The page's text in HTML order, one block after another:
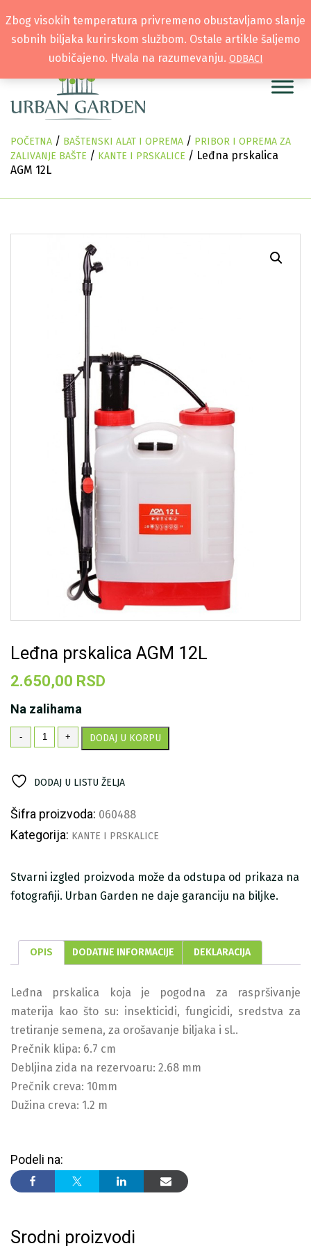
POČETNA / BAŠTENSKI ALAT I OPREMA / PRIBOR I OPREMA ZA
ZALIVANJE BAŠTE / KANTE I PRSKALICE / Leđna prskalica
AGM 12L
Leđna prskalica AGM 12L
2.650,00 RSD
Na zalihama
-
Leđna
prskalica
količina
+ DODAJ U KORPU
DODAJ U LISTU ŽELJA
Šifra proizvoda: 060488
Kategorija: KANTE I PRSKALICE
Stvarni izgled proizvoda može da odstupa od prikaza na
fotografiji. Urban Garden ne daje garanciju na biljke.
OPIS DODATNE INFORMACIJE DEKLARACIJA
Leđna prskalica koja je pogodna za raspršivanje
materija kao što su: insekticidi, fungicidi, sredstva za
tretiranje semena, za orošavanje biljaka i sl..
Prečnik klipa: 6.7 cm
Debljina zida na rezervoaru: 2.68 mm
Prečnik creva: 10mm
Dužina creva: 1.2 m
Podeli na:
Srodni proizvodi
Zbog visokih temperatura privremeno obustavljamo slanje
sobnih biljaka kurirskom službom. Ostale artikle šaljemo
uobičajeno. Hvala na razumevanju. ODBACI